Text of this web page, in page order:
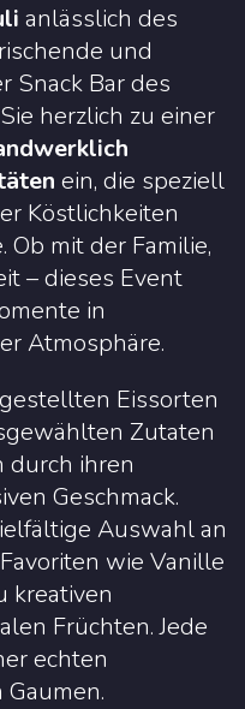
anlässlich des
und
Snack Bar des
herzlich zu einer
ein, die speziell
Köstlichkeiten
mit der Familie,
– dieses Event
in
Atmosphäre.
Eissorten
Zutaten
ihren
Geschmack.
Auswahl an
wie Vanille
kreativen
Früchten. Jede
echten